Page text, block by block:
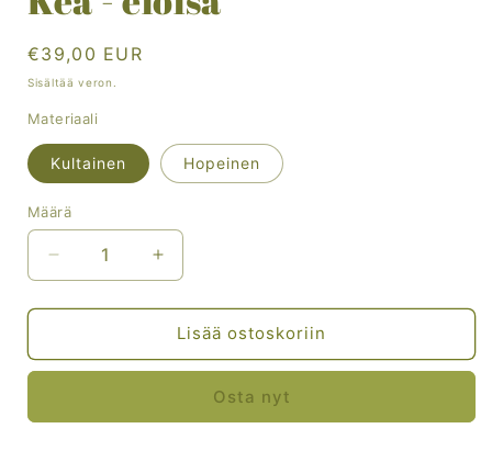
Normaalihinta
€39,00 EUR
Sisältää veron.
Materiaali
Kultainen Hopeinen
Määrä
Vähennä
tuotteen
Kea
eloisa
Lisää
tuotteen
Kea
eloisa
Lisää ostoskoriin
Osta nyt